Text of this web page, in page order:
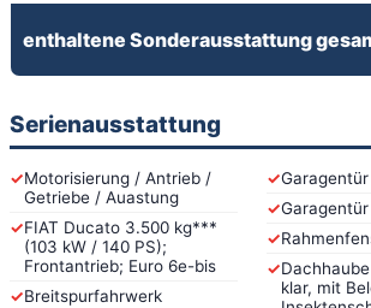
enthaltene Sonderausstattung
Serienausstattung
✓Motorisierung / Antrieb /
Getriebe / Auastung
✓FIAT Ducato 3.500 kg***
(103 kW / 140 PS);
Frontantrieb; Euro 6e-bis
✓Breitspurfahrwerk
✓
✓
✓
✓
klar, mit